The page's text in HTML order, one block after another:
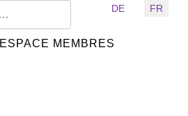
Sélectionnez votre langue
DE FR
ESPACE MEMBRES